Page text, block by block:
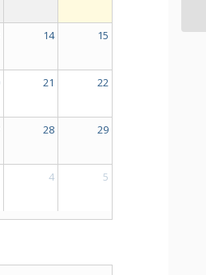
14 15
21 22
28 29
4 5